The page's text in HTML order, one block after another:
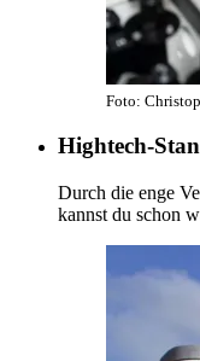
Foto:
Hightech-
Durch die enge
kannst du schon